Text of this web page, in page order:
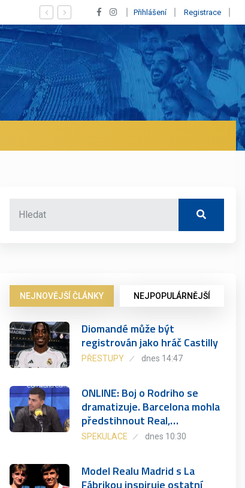
trh už v lednu? | BALETKY #33 Přihlášení Registrace
NEJNOVĚJŠÍ ČLÁNKY NEJPOPULÁRNĚJŠÍ
Diomandé může být
registrován jako hráč Castilly
PŘESTUPY dnes 14:47
ONLINE: Boj o Rodriho se
dramatizuje. Barcelona mohla
předstihnout Real,…
SPEKULACE dnes 10:30
Model Realu Madrid s La
Fábrikou inspiruje ostatní